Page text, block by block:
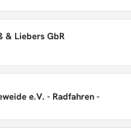
& Liebers GbR
e.V. - Radfahren -